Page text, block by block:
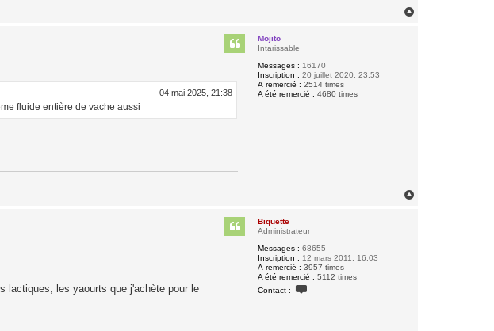
Mojito
Intarissable
Messages : 16170
Inscription : 20 juillet 2020, 23:53
A remercié : 2514 times
A été remercié : 4680 times
04 mai 2025, 21:38
fluide entière de vache aussi
Biquette
Administrateur
Messages : 68655
Inscription : 12 mars 2011, 16:03
A remercié : 3957 times
A été remercié : 5112 times
Contact :
lactiques, les yaourts que j'achète pour le